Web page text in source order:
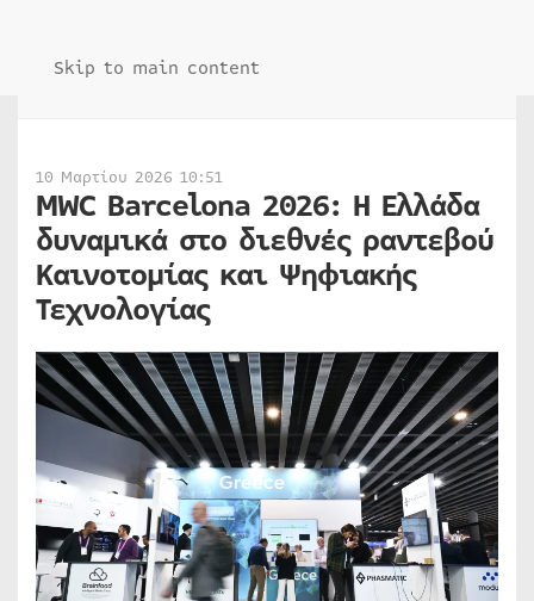
Skip to main content
10 Μαρτίου 2026 10:51
MWC Barcelona 2026: Η Ελλάδα
δυναμικά στο διεθνές ραντεβού
Καινοτομίας και Ψηφιακής
Τεχνολογίας